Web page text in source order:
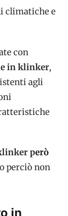
climatiche e
con
in klinker,
agli
però
perciò non
in